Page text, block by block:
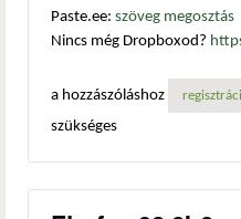
Paste.ee: szöveg megosztás
Nincs még Dropboxod?
a hozzászóláshoz
szükséges